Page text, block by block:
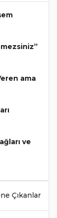
ama
ve
Çıkanlar